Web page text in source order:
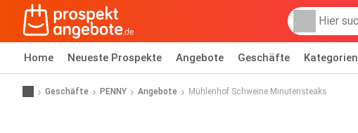
Home Neueste Prospekte Angebote Geschäfte Kategorien
Geschäfte PENNY Angebote Mühlenhof Schweine Minutensteaks